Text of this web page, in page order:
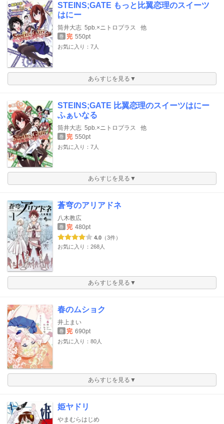
STEINS;GATE もっと比翼恋理のスイーツ
はにー
筒井大志 5pb.×ニトロプラス 他
巻 完 550pt
お気に入り：7人
あらすじを見る▼
STEINS;GATE 比翼恋理のスイーツはにー
ふぁいなる
筒井大志 5pb.×ニトロプラス 他
巻 完 550pt
お気に入り：7人
あらすじを見る▼
蒼穹のアリアドネ
八木教広
巻 完 480pt
4.0 （3件）
お気に入り：268人
あらすじを見る▼
春のムショク
井上まい
巻 完 690pt
お気に入り：80人
あらすじを見る▼
姫ヤドリ
やまむらはじめ